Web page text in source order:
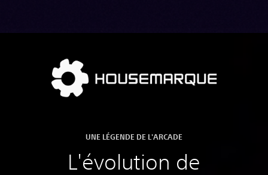
UNE LÉGENDE DE L'ARCADE
L'évolution de